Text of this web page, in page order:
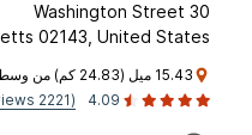
30 Washington Street
02143, United States
15.43 ميل (24.83 كم) من وسط المدينة Danvers
4.09
(2221 reviews)